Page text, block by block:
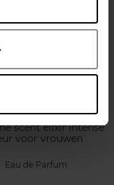
scent elixir intense
voor vrouwen
Eau de Parfum